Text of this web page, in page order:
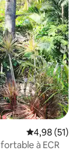
Note
4,98 (51)
à ECR